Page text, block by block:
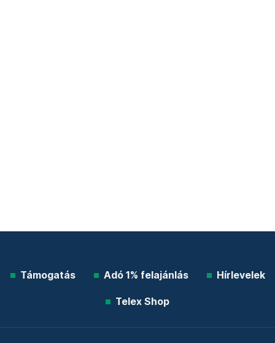
Támogatás Adó 1% felajánlás Hírlevelek
Telex Shop